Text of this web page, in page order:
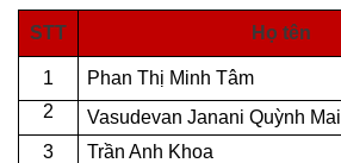
STT Họ tên
1 Phan Thị Minh Tâm
2
Vasudevan Janani Quỳnh Mai
3
Trần Anh Khoa